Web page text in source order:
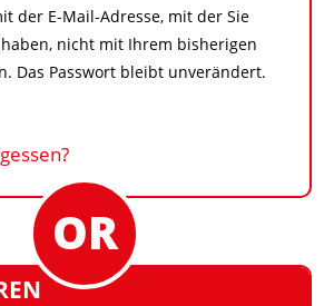
der E-Mail-Adresse, mit der Sie
nicht mit Ihrem bisherigen
Das Passwort bleibt unverändert.